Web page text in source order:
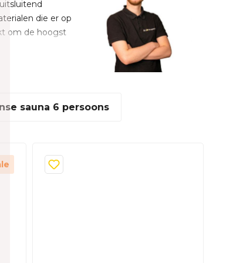
die er op
om de hoogst
sauna 6 persoons